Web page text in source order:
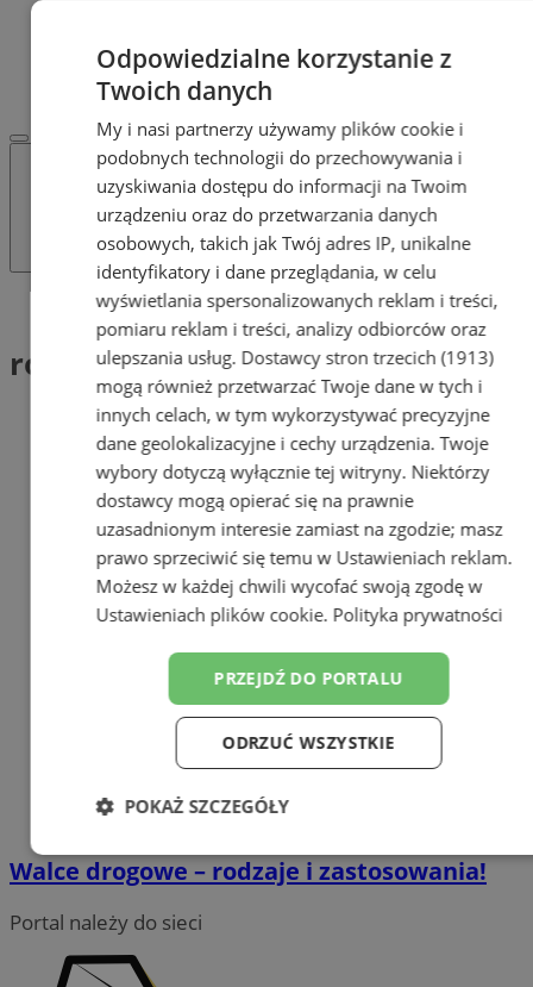
REKLAMA
WSPÓŁPRACA
Tag: rodzaje walców
rodzaje walców (1)
Walce drogowe – rodzaje i zastosowania!
Portal należy do sieci
Odpowiedzialne korzystanie z
Twoich danych
My i nasi partnerzy używamy plików cookie i
podobnych technologii do przechowywania i
uzyskiwania dostępu do informacji na Twoim
urządzeniu oraz do przetwarzania danych
osobowych, takich jak Twój adres IP, unikalne
identyfikatory i dane przeglądania, w celu
wyświetlania spersonalizowanych reklam i treści,
pomiaru reklam i treści, analizy odbiorców oraz
ulepszania usług. Dostawcy stron trzecich (1913)
mogą również przetwarzać Twoje dane w tych i
innych celach, w tym wykorzystywać precyzyjne
dane geolokalizacyjne i cechy urządzenia. Twoje
wybory dotyczą wyłącznie tej witryny. Niektórzy
dostawcy mogą opierać się na prawnie
uzasadnionym interesie zamiast na zgodzie; masz
prawo sprzeciwić się temu w Ustawieniach reklam.
Możesz w każdej chwili wycofać swoją zgodę w
Ustawieniach plików cookie. Polityka prywatności
PRZEJDŹ DO PORTALU
ODRZUĆ WSZYSTKIE
POKAŻ SZCZEGÓŁY
Niezbędne Wydajność Targetowanie
Funkcjonalność